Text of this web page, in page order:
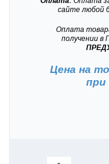
сайте любой
Оплата
получении в
Цена на
при